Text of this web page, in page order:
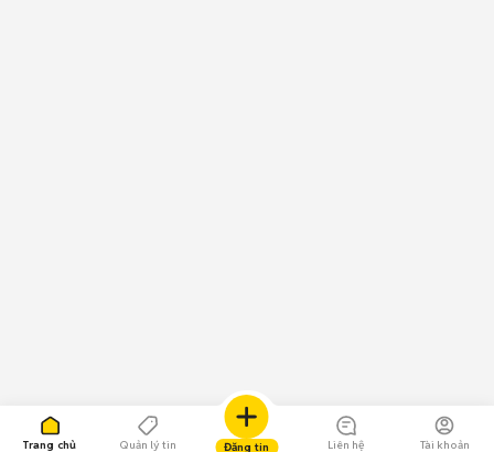
Trang chủ Quản lý tin Đăng tin Liên hệ Tài khoản